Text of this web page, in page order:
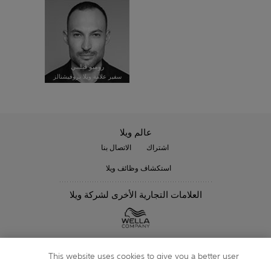
روميو فيليبي
سفير علامة ويلا بروفيشنالز
عالم ويلا
اشتراك الاتصال بنا
استكشاف وظائف ويلا
العلامات التجارية الأخرى لشركة ويلا
متابعتنا
This website uses cookies to give you a better user